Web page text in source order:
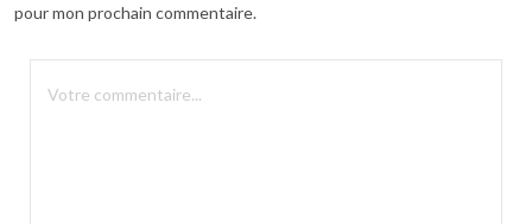
pour mon prochain commentaire.